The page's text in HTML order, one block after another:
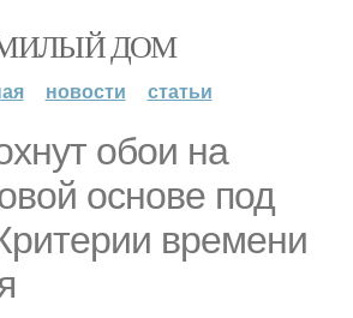
ДОМ
новости статьи
обои на
основе под
времени